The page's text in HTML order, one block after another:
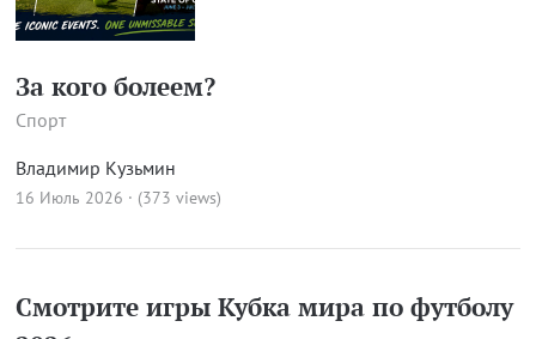
За кого болеем?
Спорт
Владимир Кузьмин
16 Июль 2026 · (373 views)
Смотрите игры Кубка мира по футболу